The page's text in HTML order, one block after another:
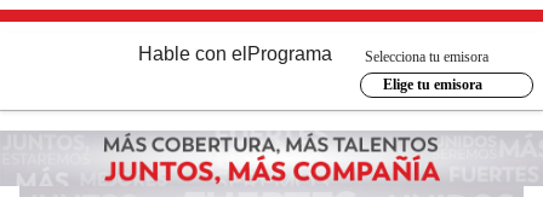
Hable con el Programa
Selecciona tu emisora
Elige tu emisora